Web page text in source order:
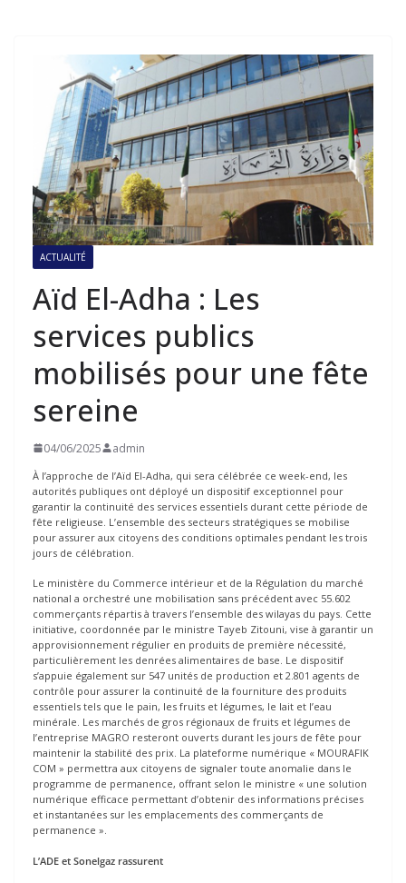
ACTUALITÉ
Aïd El-Adha : Les
services publics
mobilisés pour une fête
sereine
04/06/2025 admin
À l’approche de l’Aïd El-Adha, qui sera célébrée ce week-end, les
autorités publiques ont déployé un dispositif exceptionnel pour
garantir la continuité des services essentiels durant cette période de
fête religieuse. L’ensemble des secteurs stratégiques se mobilise
pour assurer aux citoyens des conditions optimales pendant les trois
jours de célébration.
Le ministère du Commerce intérieur et de la Régulation du marché
national a orchestré une mobilisation sans précédent avec 55.602
commerçants répartis à travers l’ensemble des wilayas du pays. Cette
initiative, coordonnée par le ministre Tayeb Zitouni, vise à garantir un
approvisionnement régulier en produits de première nécessité,
particulièrement les denrées alimentaires de base. Le dispositif
s’appuie également sur 547 unités de production et 2.801 agents de
contrôle pour assurer la continuité de la fourniture des produits
essentiels tels que le pain, les fruits et légumes, le lait et l’eau
minérale. Les marchés de gros régionaux de fruits et légumes de
l’entreprise MAGRO resteront ouverts durant les jours de fête pour
maintenir la stabilité des prix. La plateforme numérique « MOURAFIK
COM » permettra aux citoyens de signaler toute anomalie dans le
programme de permanence, offrant selon le ministre « une solution
numérique efficace permettant d’obtenir des informations précises
et instantanées sur les emplacements des commerçants de
permanence ».
L’ADE et Sonelgaz rassurent